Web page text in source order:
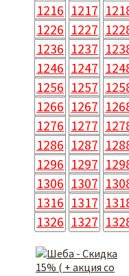
1216 1217
1226 1227
1236 1237
1246 1247
1256 1257
1266 1267
1276 1277
1286 1287
1296 1297
1306 1307
1316 1317
1326 1327